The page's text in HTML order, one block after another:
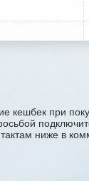
при
ниже в